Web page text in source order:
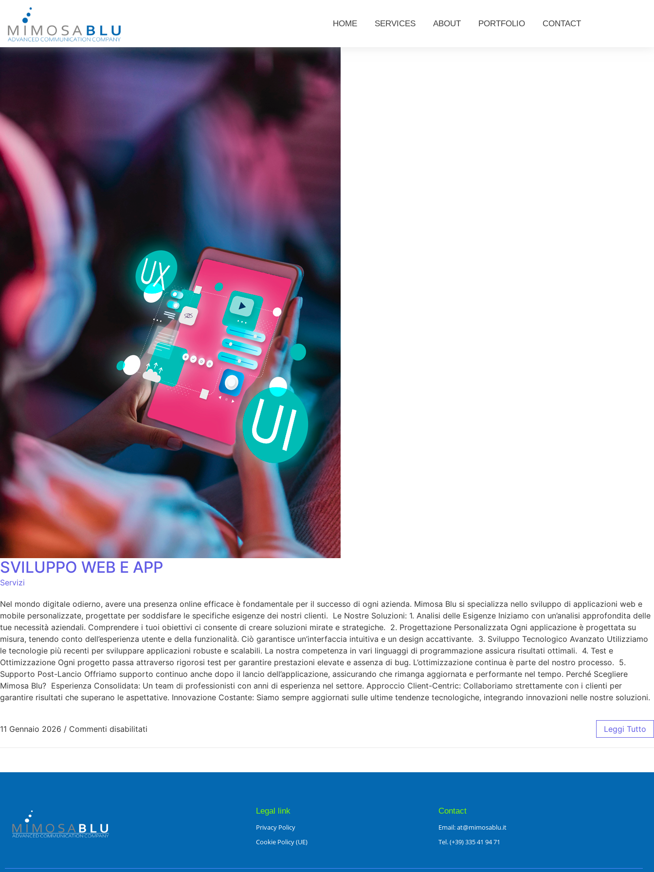
HOME SERVICES ABOUT PORTFOLIO CONTACT
SVILUPPO WEB E APP
Servizi
Nel mondo digitale odierno, avere una presenza online efficace è fondamentale per il successo di ogni azienda. Mimosa Blu si specializza nello sviluppo di applicazioni web e
mobile personalizzate, progettate per soddisfare le specifiche esigenze dei nostri clienti. Le Nostre Soluzioni: 1. Analisi delle Esigenze Iniziamo con un’analisi approfondita delle
tue necessità aziendali. Comprendere i tuoi obiettivi ci consente di creare soluzioni mirate e strategiche. 2. Progettazione Personalizzata Ogni applicazione è progettata su
misura, tenendo conto dell’esperienza utente e della funzionalità. Ciò garantisce un’interfaccia intuitiva e un design accattivante. 3. Sviluppo Tecnologico Avanzato Utilizziamo
le tecnologie più recenti per sviluppare applicazioni robuste e scalabili. La nostra competenza in vari linguaggi di programmazione assicura risultati ottimali. 4. Test e
Ottimizzazione Ogni progetto passa attraverso rigorosi test per garantire prestazioni elevate e assenza di bug. L’ottimizzazione continua è parte del nostro processo. 5.
Supporto Post-Lancio Offriamo supporto continuo anche dopo il lancio dell’applicazione, assicurando che rimanga aggiornata e performante nel tempo. Perché Scegliere
Mimosa Blu? Esperienza Consolidata: Un team di professionisti con anni di esperienza nel settore. Approccio Client-Centric: Collaboriamo strettamente con i clienti per
garantire risultati che superano le aspettative. Innovazione Costante: Siamo sempre aggiornati sulle ultime tendenze tecnologiche, integrando innovazioni nelle nostre soluzioni.
11 Gennaio 2026 / Commenti disabilitati Leggi Tutto
Legal link
Privacy Policy
Cookie Policy (UE)
Contact
Email: at@mimosablu.it
Tel. (+39) 335 41 94 71